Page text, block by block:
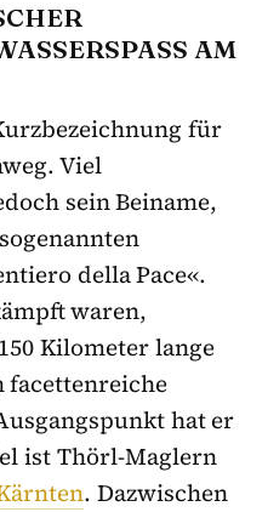
AM W
für
Viel
sein Beiname,
della Pace«.
waren,
Kilometer lange
facettenreiche
hat er
ist Thörl-Maglern
. Dazwischen